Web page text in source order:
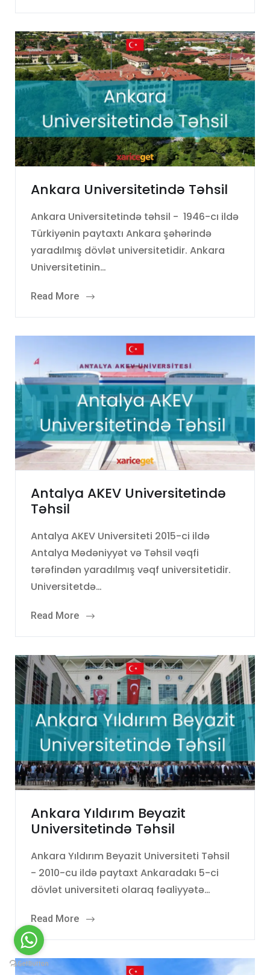
Ankara Universitetində Təhsil
Ankara Universitetində təhsil - 1946-cı ildə
Türkiyənin paytaxtı Ankara şəhərində
yaradılmış dövlət universitetidir. Ankara
Universitetinin…
Read More
Antalya AKEV Universitetində
Təhsil
Antalya AKEV Universiteti 2015-ci ildə
Antalya Mədəniyyət və Təhsil vəqfi
tərəfindən yaradılmış vəqf universitetidir.
Universitetdə…
Read More
Ankara Yıldırım Beyazit
Universitetində Təhsil
Ankara Yıldırım Beyazit Universiteti Təhsil
- 2010-cu ildə paytaxt Ankaradakı 5-ci
dövlət universiteti olaraq fəaliyyətə…
Read More